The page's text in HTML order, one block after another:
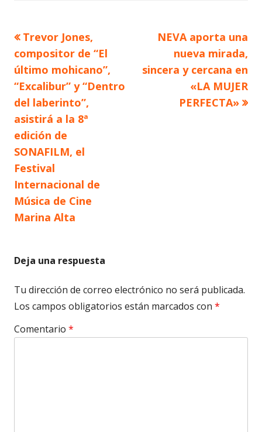
Navegación
de
entradas
Artículo
anterior
Trevor Jones,
compositor de “El
último mohicano”,
“Excalibur” y “Dentro
del laberinto”,
asistirá a la 8ª
edición de
SONAFILM, el
Festival
Internacional de
Música de Cine
Marina Alta
Artículo
siguiente
NEVA aporta una
nueva mirada,
sincera y cercana en
«LA MUJER
PERFECTA»
Deja una respuesta
Tu dirección de correo electrónico no será publicada.
Los campos obligatorios están marcados con *
Comentario *